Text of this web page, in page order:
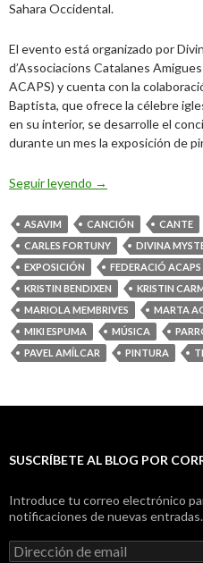
Sahara Occidental.
El evento está organizado por
d’Associacions Catalanes
ACAPS) y cuenta con la
Baptista, que ofrece la célebre
en su interior, se desarrolle el
durante un mes la exposición de
Seguir leyendo Carbón
→
ASAVIM CANCIÓN CANTE
CARLES FORTUNY
DIVINA
EXPOSICIÓN
FEDERACIÓ ACAPS
KRISTIN BENDIXEN
KRISTIN
MARIOLA MEMBRIVES
MARTA
MIKI ESPUMA
MÚSICA
PAVEL AMÍLCAR
PINTURA
SUSCRÍBETE AL BLOG POR
Introduce tu correo electrónico
notificaciones de nuevas entradas.
Dirección